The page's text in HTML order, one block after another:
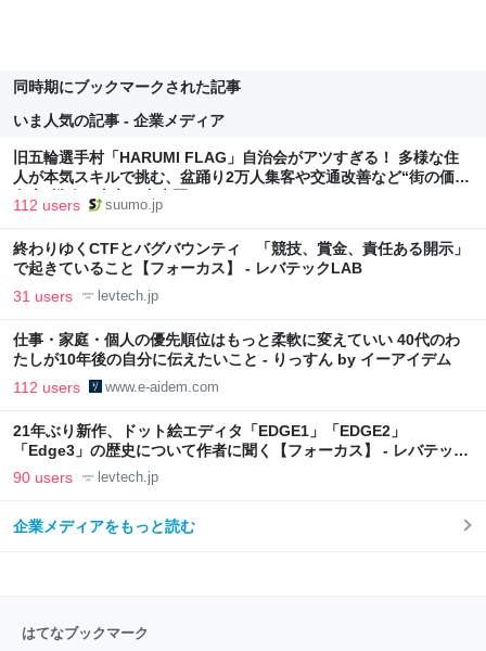
同時期にブックマークされた記事
いま人気の記事 - 企業メディア
旧五輪選手村「HARUMI FLAG」自治会がアツすぎる！ 多様な住
人が本気スキルで挑む、盆踊り2万人集客や交通改善など“街の価値
向上”戦略 東京・中央区
112 users suumo.jp
終わりゆくCTFとバグバウンティ 「競技、賞金、責任ある開示」
で起きていること【フォーカス】 - レバテックLAB
31 users levtech.jp
仕事・家庭・個人の優先順位はもっと柔軟に変えていい 40代のわ
たしが10年後の自分に伝えたいこと - りっすん by イーアイデム
112 users www.e-aidem.com
21年ぶり新作、ドット絵エディタ「EDGE1」「EDGE2」
「Edge3」の歴史について作者に聞く【フォーカス】 - レバテック
LAB
90 users levtech.jp
企業メディアをもっと読む
はてなブックマーク